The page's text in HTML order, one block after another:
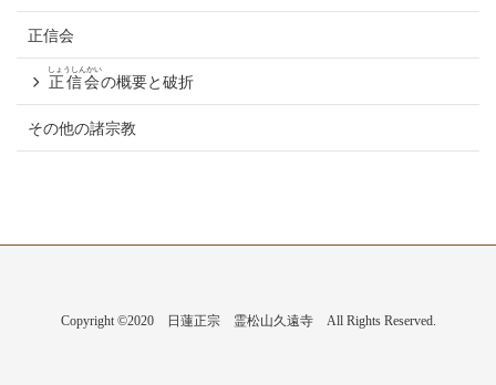
正信会
正信会
しょうしんかい
の概要と破折
その他の諸宗教
Copyright ©2020 日蓮正宗 霊松山久遠寺 All Rights Reserved.